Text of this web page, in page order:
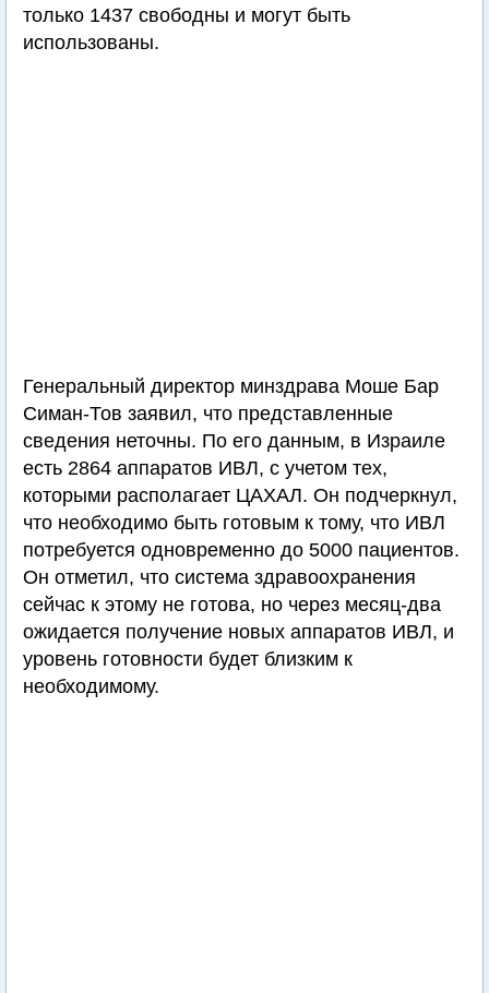
только 1437 свободны и могут быть
использованы.
Генеральный директор минздрава Моше Бар
Симан-Тов заявил, что представленные
сведения неточны. По его данным, в Израиле
есть 2864 аппаратов ИВЛ, с учетом тех,
которыми располагает ЦАХАЛ. Он подчеркнул,
что необходимо быть готовым к тому, что ИВЛ
потребуется одновременно до 5000 пациентов.
Он отметил, что система здравоохранения
сейчас к этому не готова, но через месяц-два
ожидается получение новых аппаратов ИВЛ, и
уровень готовности будет близким к
необходимому.